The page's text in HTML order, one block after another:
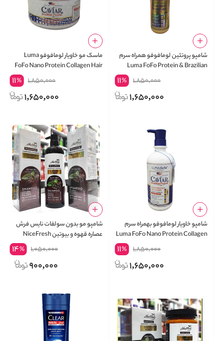
شامپو پروتئین لومافوفو همراه سرم
Luma FoFo Protein & Brazilian
1,850,000
11%
1,650,000
ماسک مو خاویار لومافوفو Luma
FoFo Nano Protein Collagen Hair
1,850,000
11%
1,650,000
شامپو خاویار لومافوفو بهمراه سرم
Luma FoFo Nano Protein Collagen
1,850,000
11%
1,650,000
شامپو مو بدون سولفات نایس فرش
عصاره قهوه و بیوتین NiceFresh
Coffee Biotin Shampoo
1,050,000
14%
900,000